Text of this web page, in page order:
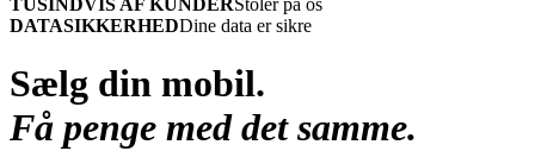
DATASIKKERHEDDine data er sikre
Sælg din mobil.
Få penge med det samme.